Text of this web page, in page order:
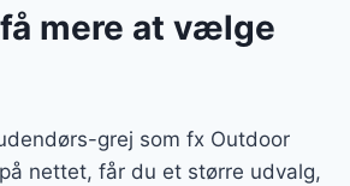
mere at vælge
grej som fx Outdoor
nettet, får du et større udvalg,